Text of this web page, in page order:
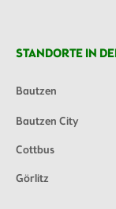
STANDORTE IN
Bautzen
Bautzen City
Cottbus
Görlitz